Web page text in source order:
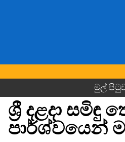
මුල්
ශ්‍රී දළදා සමිඳු
පාර්ශ්වයෙන්